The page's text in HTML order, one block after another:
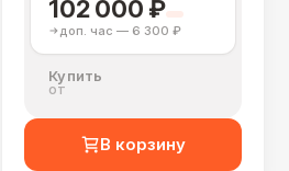
102 000 ₽
доп. час — 6 300 ₽
Купить
от
В корзину